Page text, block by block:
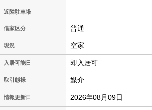
近隣駐車場
借家区分 普通
現況 空家
入居可能日 即入居可
取引態様 媒介
情報更新日 2026年08月09日